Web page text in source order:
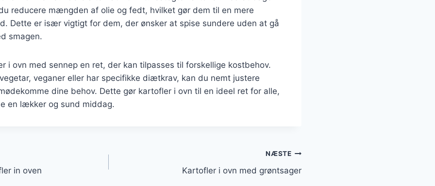
reducere mængden af olie og fedt, hvilket gør dem til en mere
Dette er især vigtigt for dem, der ønsker at spise sundere uden at gå
smagen.
i ovn med sennep en ret, der kan tilpasses til forskellige kostbehov.
veganer eller har specifikke diætkrav, kan du nemt justere
dine behov. Dette gør kartofler i ovn til en ideel ret for alle,
en lækker og sund middag.
in oven
NÆSTE
Kartofler i ovn med grøntsager